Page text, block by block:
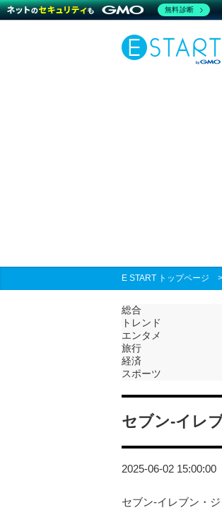
E START トップページ >
総合
トレンド
エンタメ
旅行
経済
スポーツ
セブン‐イレ
2025-06-02 15:00:00
セブン‐イレブン・
無料診断